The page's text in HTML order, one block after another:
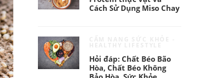
Cách Sử Dụng Miso Chay
Hỏi đáp: Chất Béo Bão
Hòa, Chất Béo Không